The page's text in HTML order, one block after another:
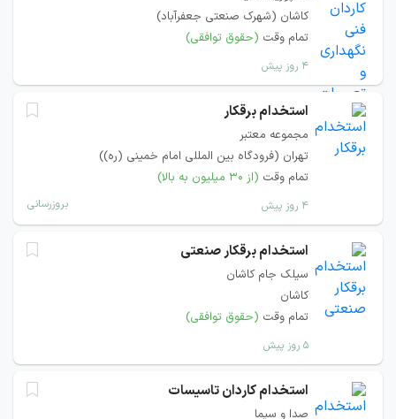
کاشان (شهرک صنعتی جعفرآباد)
تمام وقت (حقوق توافقی)
۴ روز پیش
استخدام برقکار
مجموعه معتبر
تهران (فرودگاه بین المللی امام خمینی (ره))
تمام وقت (از ۳۰ میلیون به بالا)
۴ روز پیش بروزرسانی
استخدام برقکار صنعتی
سیلک جام کاشان
کاشان
تمام وقت (حقوق توافقی)
۵ روز پیش
استخدام کاردان تاسیسات
صدا و سیما